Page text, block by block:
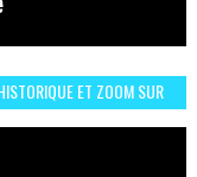
ET ZOOM SUR